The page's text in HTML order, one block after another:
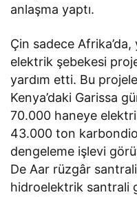
anlaşma yaptı.
Çin sadece
elektrik şebekesi
yardım etti. Bu
Kenya’daki Garissa
70.000 haneye
43.000 ton
dengeleme işlevi
De Aar rüzgâr
hidroelektrik santrali